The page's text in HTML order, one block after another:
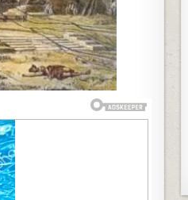
GDE
SE
ONA
NALAZI…
SVE
DO
SAD